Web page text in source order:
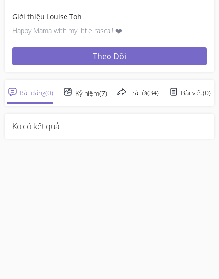
Giới thiệu Louise Toh
Happy Mama with my little rascal! ❤️
Theo Dõi
Bài đăng(0) Kỷ niệm(7) Trả lời(34) Bài viết(0)
Ko có kết quả